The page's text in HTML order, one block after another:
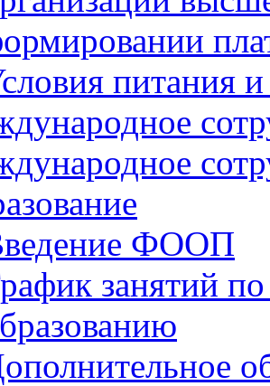
питания
ФООП
занятий